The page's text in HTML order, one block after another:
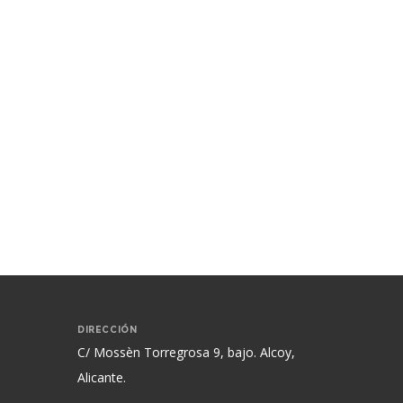
DIRECCIÓN
C/ Mossèn Torregrosa 9, bajo. Alcoy,
Alicante.